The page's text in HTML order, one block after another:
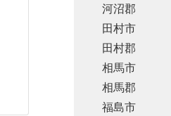
河沼郡
田村市
田村郡
相馬市
相馬郡
福島市